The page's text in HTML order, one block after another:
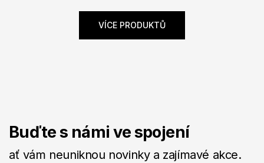
VÍCE PRODUKTŮ
Buďte s námi ve spojení
ať vám neuniknou novinky a zajímavé akce.